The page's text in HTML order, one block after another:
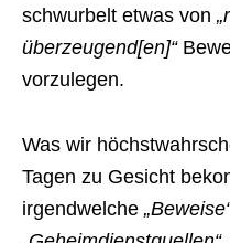
schwurbelt etwas von
überzeugend[en]“
vorzulegen.
Was wir
Tagen zu Gesicht
irgendwelche